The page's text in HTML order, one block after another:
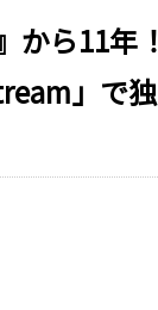
から11
」で